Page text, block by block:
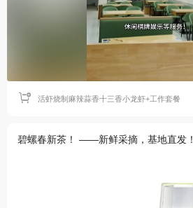
活虾烧制麻辣蒜香十三香小龙虾+工作套餐
碧螺春新茶！ ——新鲜采摘，基地直发！